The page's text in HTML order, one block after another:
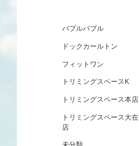
バブルバブル
ドックカールトン
フィットワン
トリミングスペースK
トリミングスペース本店
トリミングスペース大在
店